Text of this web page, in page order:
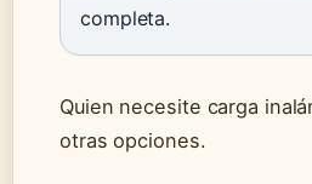
completa.
Quien necesite carga
otras opciones.